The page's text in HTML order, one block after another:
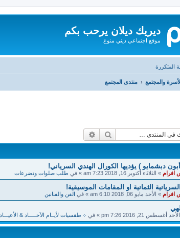
ديريك ديلان يرحب بكم
موقع اجتماعي ديني منوع
المتكررة
والمجتمع منتدى المجتمع
بحث
أبون دبشمايو ) يؤديها الكورال الهندي السرياني!
افرام » الثلاثاء أكتوبر 16, 2018 7:23 am » في طلب صلوات وتضرعات
الثمانية او المقامات الموسيقية!
افرام » الأحد مايو 06, 2018 6:10 am » في الفن والفنانين
الأحد أغسطس 21, 2016 7:26 pm » في ܀ طقسيات لأيــام الآحـــــاد & الأعيـــاد